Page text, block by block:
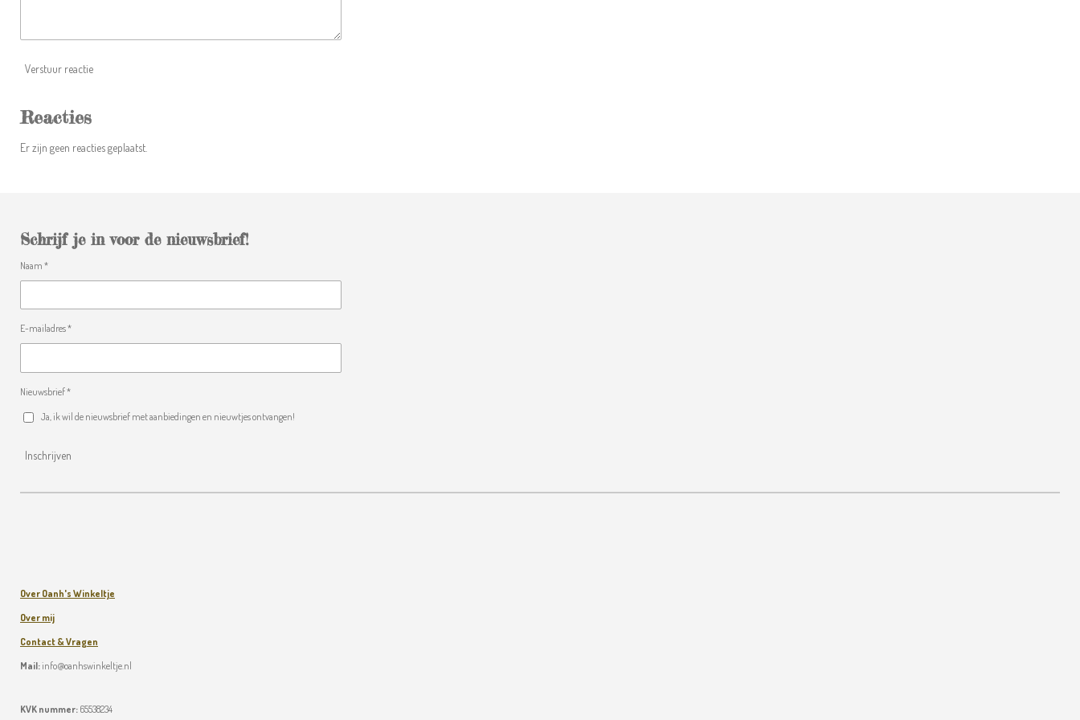
Verstuur reactie
Reacties
Er zijn geen reacties geplaatst.
Schrijf je in voor de nieuwsbrief!
Naam *
E-mailadres *
Nieuwsbrief *
Ja, ik wil de nieuwsbrief met aanbiedingen en nieuwtjes ontvangen!
Inschrijven
Over Oanh's Winkeltje
Over mij
Contact & Vragen
Mail:info@oanhswinkeltje.nl
KVK nummer: 65538234